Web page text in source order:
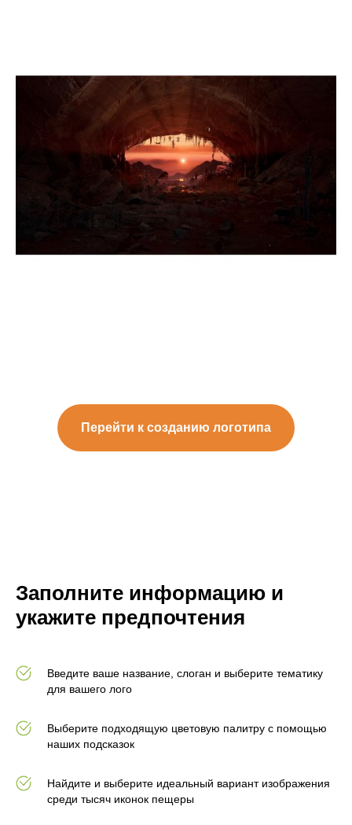
Перейти к созданию логотипа
Заполните информацию и
укажите предпочтения
Введите ваше название, слоган и выберите тематику
для вашего лого
Выберите подходящую цветовую палитру с помощью
наших подсказок
Найдите и выберите идеальный вариант изображения
среди тысяч иконок пещеры